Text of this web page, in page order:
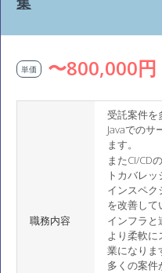
単価 〜800,000円
職務内容
受託案件を
Javaでのサ
ます。
またCI/CD
トカバレッ
インスペク
を改善して
インフラと
より柔軟に
業になりま
多くの案件